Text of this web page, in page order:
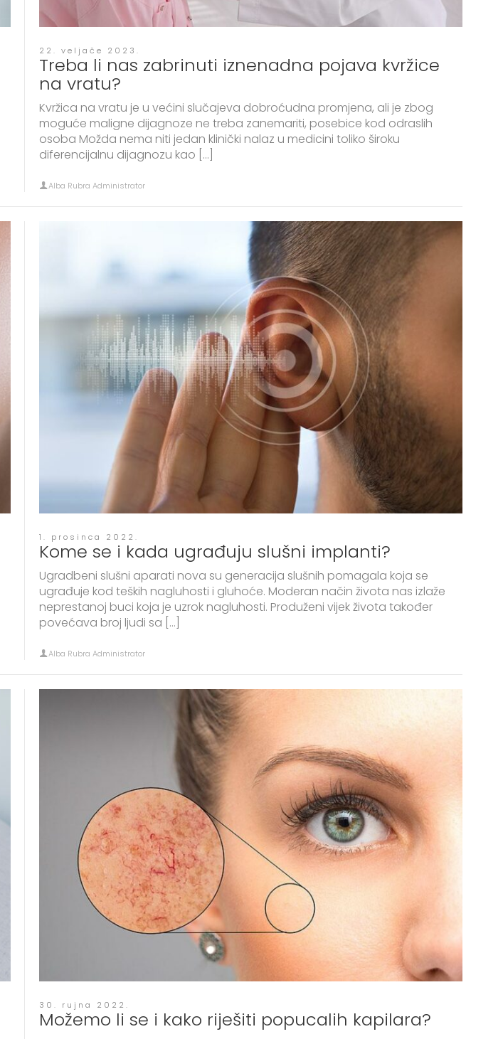
22. veljače 2023.
Treba li nas zabrinuti iznenadna pojava kvržice
na vratu?
Kvržica na vratu je u većini slučajeva dobroćudna promjena, ali je zbog
moguće maligne dijagnoze ne treba zanemariti, posebice kod odraslih
osoba Možda nema niti jedan klinički nalaz u medicini toliko široku
diferencijalnu dijagnozu kao […]
Alba Rubra Administrator
1. prosinca 2022.
Kome se i kada ugrađuju slušni implanti?
Ugradbeni slušni aparati nova su generacija slušnih pomagala koja se
ugrađuje kod teških nagluhosti i gluhoće. Moderan način života nas izlaže
neprestanoj buci koja je uzrok nagluhosti. Produženi vijek života također
povećava broj ljudi sa […]
Alba Rubra Administrator
30. rujna 2022.
Možemo li se i kako riješiti popucalih kapilara?